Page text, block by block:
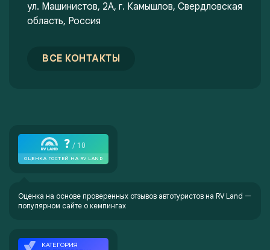
ул. Машинистов, 2А, г. Камышлов, Свердловская
область, Россия
ВСЕ КОНТАКТЫ
Оценка на основе проверенных отзывов автотуристов на RV Land —
популярном сайте о кемпингах